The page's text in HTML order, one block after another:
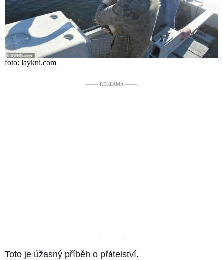
foto: laykni.com
––––– REKLAMA –––––
––––––––––
Toto je úžasný příběh o přátelství.